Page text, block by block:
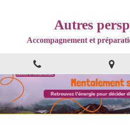
Autres
Accompagnement et